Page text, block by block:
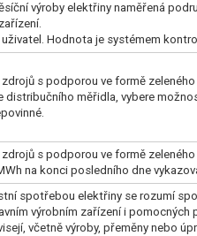
výroby elektřiny naměřená
Hodnota je systémem
s podporou ve formě
distribučního měřidla, vybere
s podporou ve formě
na konci posledního dne
spotřebou elektřiny se rozumí
výrobním zařízení i pomocných
včetně výroby, přeměny nebo